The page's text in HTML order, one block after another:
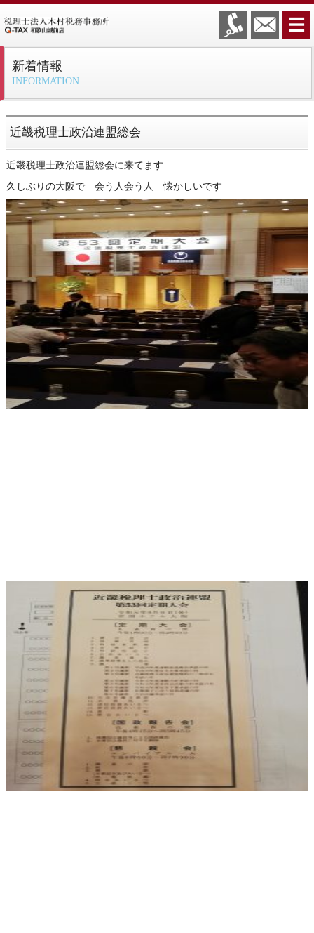
新着情報
INFORMATION
近畿税理士政治連盟総会
近畿税理士政治連盟総会に来てます
久しぶりの大阪で 会う人会う人 懐かしいです